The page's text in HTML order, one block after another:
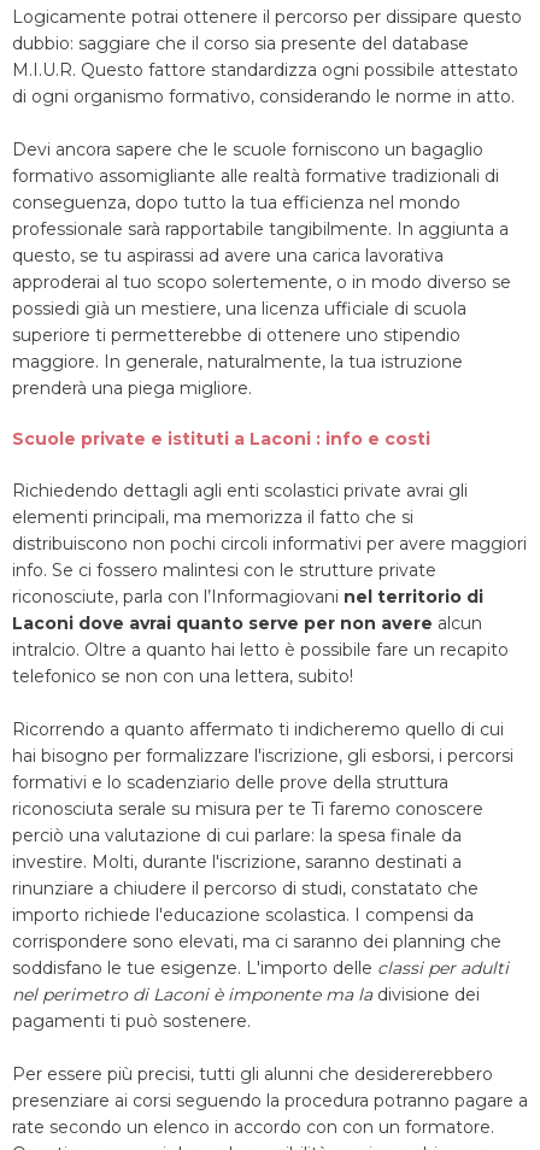
Logicamente potrai ottenere il percorso per dissipare questo
dubbio: saggiare che il corso sia presente del database
M.I.U.R. Questo fattore standardizza ogni possibile attestato
di ogni organismo formativo, considerando le norme in atto.
Devi ancora sapere che le scuole forniscono un bagaglio
formativo assomigliante alle realtà formative tradizionali di
conseguenza, dopo tutto la tua efficienza nel mondo
professionale sarà rapportabile tangibilmente. In aggiunta a
questo, se tu aspirassi ad avere una carica lavorativa
approderai al tuo scopo solertemente, o in modo diverso se
possiedi già un mestiere, una licenza ufficiale di scuola
superiore ti permetterebbe di ottenere uno stipendio
maggiore. In generale, naturalmente, la tua istruzione
prenderà una piega migliore.
Scuole private e istituti a Laconi : info e costi
Richiedendo dettagli agli enti scolastici private avrai gli
elementi principali, ma memorizza il fatto che si
distribuiscono non pochi circoli informativi per avere maggiori
info. Se ci fossero malintesi con le strutture private
riconosciute, parla con l’Informagiovani nel territorio di
Laconi dove avrai quanto serve per non avere alcun
intralcio. Oltre a quanto hai letto è possibile fare un recapito
telefonico se non con una lettera, subito!
Ricorrendo a quanto affermato ti indicheremo quello di cui
hai bisogno per formalizzare l'iscrizione, gli esborsi, i percorsi
formativi e lo scadenziario delle prove della struttura
riconosciuta serale su misura per te Ti faremo conoscere
perciò una valutazione di cui parlare: la spesa finale da
investire. Molti, durante l'iscrizione, saranno destinati a
rinunziare a chiudere il percorso di studi, constatato che
importo richiede l'educazione scolastica. I compensi da
corrispondere sono elevati, ma ci saranno dei planning che
soddisfano le tue esigenze. L'importo delle classi per adulti
nel perimetro di Laconi è imponente ma ladivisione dei
pagamenti ti può sostenere.
Per essere più precisi, tutti gli alunni che desidererebbero
presenziare ai corsi seguendo la procedura potranno pagare a
rate secondo un elenco in accordo con con un formatore.